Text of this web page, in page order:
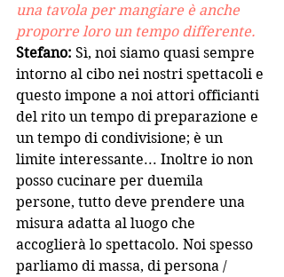
una tavola per mangiare è anche
proporre loro un tempo differente.
Stefano: Sì, noi siamo quasi sempre
intorno al cibo nei nostri spettacoli e
questo impone a noi attori officianti
del rito un tempo di preparazione e
un tempo di condivisione; è un
limite interessante... Inoltre io non
posso cucinare per duemila
persone, tutto deve prendere una
misura adatta al luogo che
accoglierà lo spettacolo. Noi spesso
parliamo di massa, di persona /